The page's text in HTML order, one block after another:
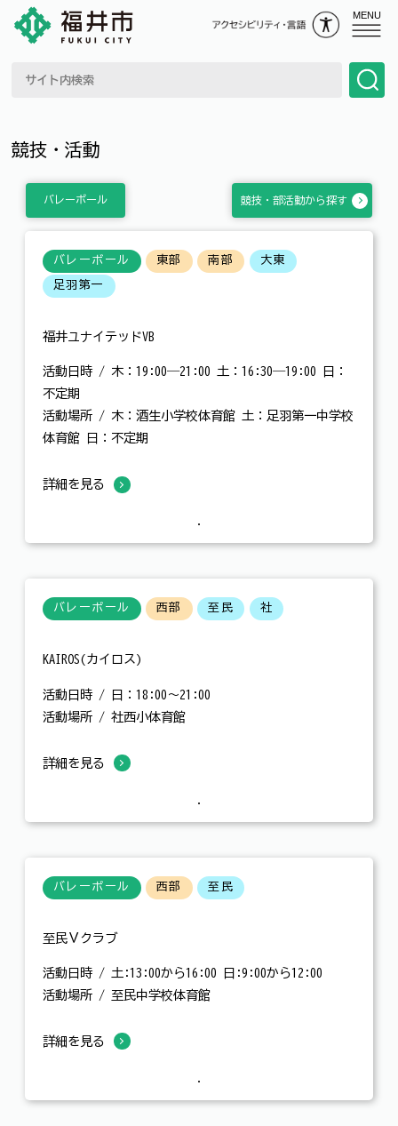
MENU
競技・活動
バレーボール 競技・部活動から探す
バレーボール 東部 南部 大東
足羽第一
福井ユナイテッドVB
活動日時 / 木：19:00―21:00 土：16:30―19:00 日：
不定期
活動場所 / 木：酒生小学校体育館 土：足羽第一中学校
体育館 日：不定期
詳細を見る
バレーボール 西部 至民 社
KAIROS(カイロス)
活動日時 / 日：18:00～21:00
活動場所 / 社西小体育館
詳細を見る
バレーボール 西部 至民
至民Ｖクラブ
活動日時 / 土:13:00から16:00 日:9:00から12:00
活動場所 / 至民中学校体育館
詳細を見る